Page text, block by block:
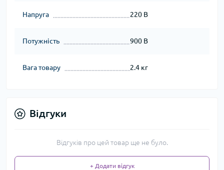
Напруга 220 В
Потужність 900 В
Вага товару 2.4 кг
Відгуки
Відгуків про цей товар ще не було.
+ Додати відгук